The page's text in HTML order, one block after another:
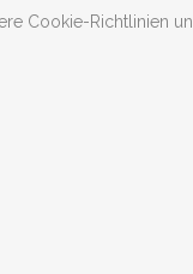
Cookie-Richtlinien